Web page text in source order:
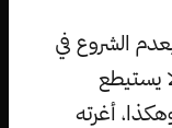
الشروع في
يستيطع
أغرته